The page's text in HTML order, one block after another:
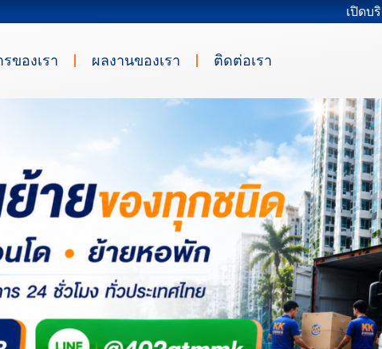
เปิดบ
ของเรา ผลงานของเรา ติดต่อเรา